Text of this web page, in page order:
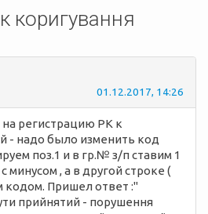
коригування
01.12.2017, 14:26
регистрацию РК к
- надо было изменить код
поз.1 и в гр.№ з/п ставим 1
минусом , а в другой строке (
кодом. Пришел ответ :"
прийнятий - порушення